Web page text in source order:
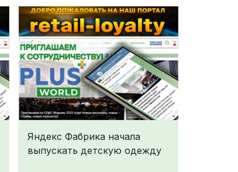
Яндекс Фабрика начала
выпускать детскую одежду